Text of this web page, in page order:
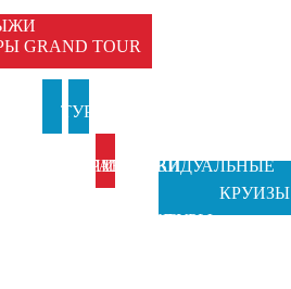
GRAND TOUR
ТУРЫ В
ИТАЛИЮ
ПРАЗДНИКИ
ОТ GRAND
ИНДИВИДУАЛЬНЫЕ
ТУРЫ
КРУИЗЫ